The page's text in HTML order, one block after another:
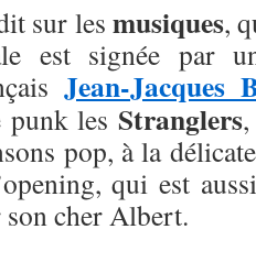
sur les musiques,
est signée par
Jean-Jacques
punk les Stranglers
pop, à la
qui est
cher Albert.